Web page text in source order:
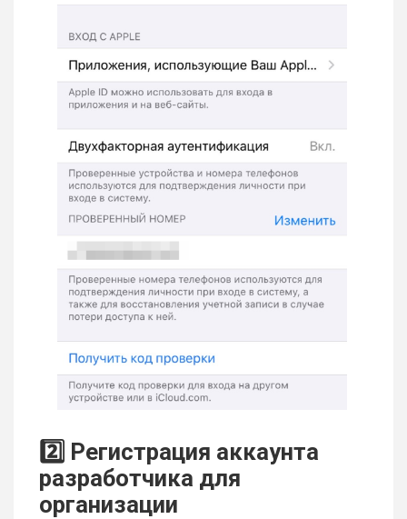
2️⃣ Регистрация аккаунта
разработчика для
организации